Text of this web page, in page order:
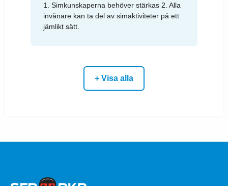
1. Simkunskaperna behöver stärkas 2. Alla
invånare kan ta del av simaktiviteter på ett
jämlikt sätt.
+ Visa alla